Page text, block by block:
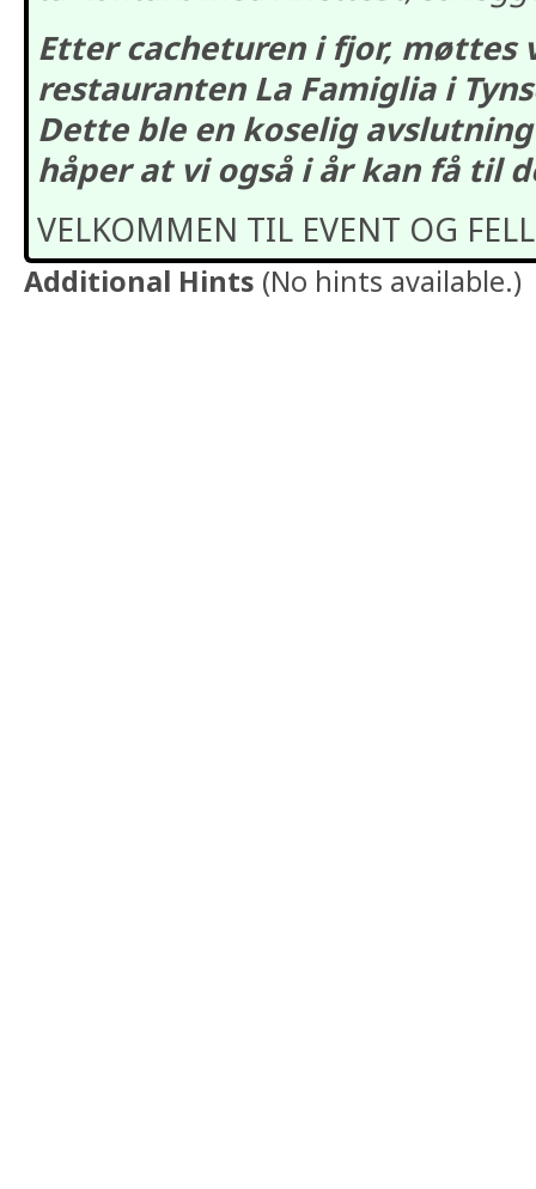
Etter cacheturen i fjor, møttes
restauranten La Famiglia i
Dette ble en koselig
håper at vi også i år kan få til
VELKOMMEN TIL EVENT OG
Additional Hints (No hints available.)